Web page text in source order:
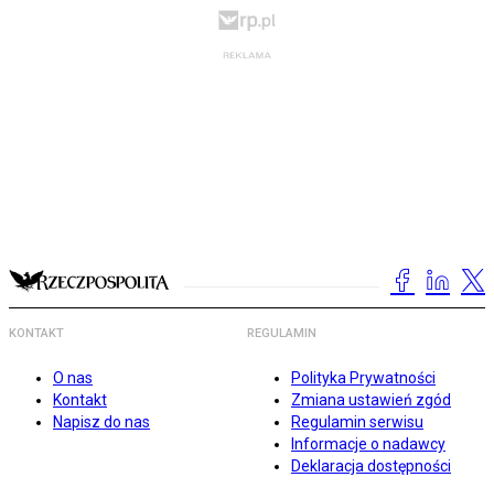
KONTAKT
O nas
Kontakt
Napisz do nas
REGULAMIN
Polityka Prywatności
Zmiana ustawień zgód
Regulamin serwisu
Informacje o nadawcy
Deklaracja dostępności